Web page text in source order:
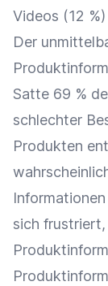
Videos (12
Der
Satte 69 %
schlechter
Produkten
sich